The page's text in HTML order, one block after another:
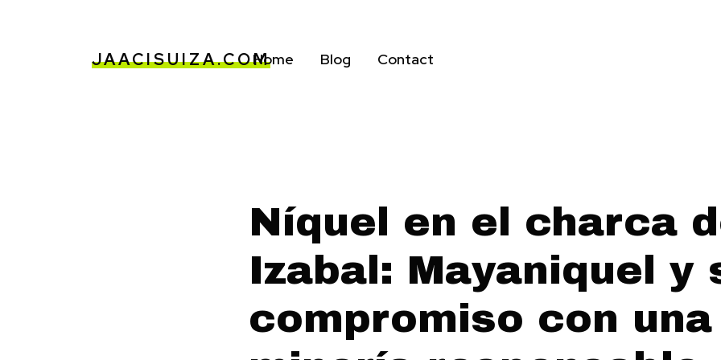
JAACISUIZA.COMHome Blog Contact
Níquel en el charca
Izabal: Mayaniquel y
compromiso con una